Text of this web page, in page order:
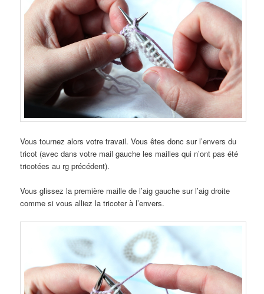
Vous tournez alors votre travail. Vous êtes donc sur l’envers du
tricot (avec dans votre mail gauche les mailles qui n’ont pas été
tricotées au rg précédent).
Vous glissez la première maille de l’aig gauche sur l’aig droite
comme si vous alliez la tricoter à l’envers.